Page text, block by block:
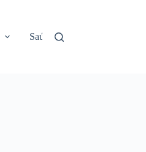
Saúde e Assistência